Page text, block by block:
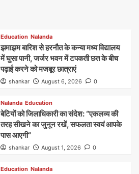
Education Nalanda
झमाझम बारिश से हरनौत के कन्या मध्य विद्यालय
में घुसा पानी, जर्जर भवन में टपकती छत के बीच
पढ़ाई करने को मजबूर छात्राएं
shankar August 6, 2026 0
Nalanda Education
बेटियों को जिलाधिकारी का संदेश: “एकलव्य की
तरह सीखने का जुनून रखें, सफलता स्वयं आपके
पास आएगी”
shankar August 1, 2026 0
Education Nalanda